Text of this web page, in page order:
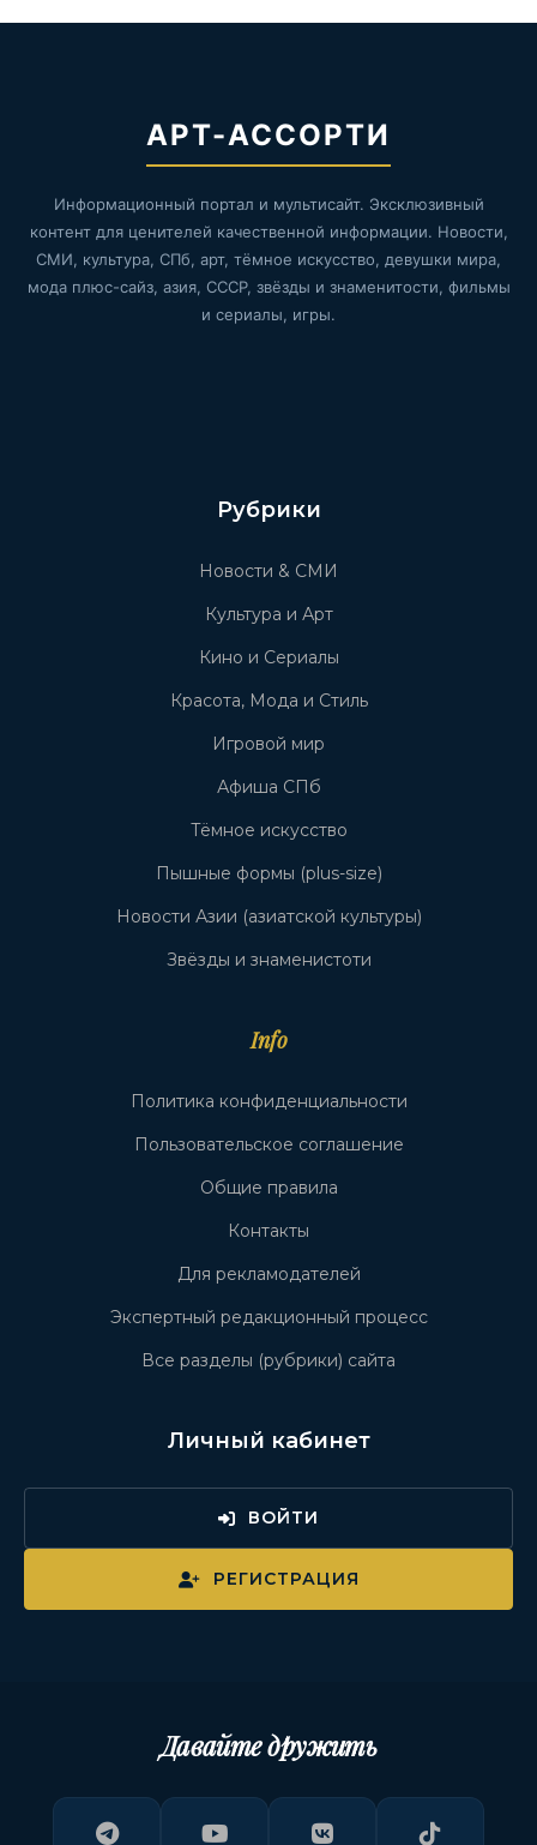
АРТ-АССОРТИ
Информационный портал и мультисайт. Эксклюзивный
контент для ценителей качественной информации. Новости,
СМИ, культура, СПб, арт, тёмное искусство, девушки мира,
мода плюс-сайз, азия, СССР, звёзды и знаменитости, фильмы
и сериалы, игры.
Рубрики
Новости & СМИ
Культура и Арт
Кино и Сериалы
Красота, Мода и Стиль
Игровой мир
Афиша СПб
Тёмное искусство
Пышные формы (plus-size)
Новости Азии (азиатской культуры)
Звёзды и знаменистоти
Info
Политика конфиденциальности
Пользовательское соглашение
Общие правила
Контакты
Для рекламодателей
Экспертный редакционный процесс
Все разделы (рубрики) сайта
Личный кабинет
ВОЙТИ
РЕГИСТРАЦИЯ
Давайте дружить